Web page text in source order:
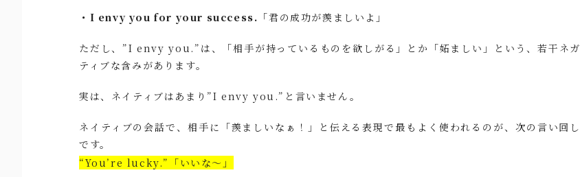
・I envy you for your success. 「君の成功が羨ましいよ」
ただし、”I envy you.”は、「相手が持っているものを欲しがる」とか「妬ましい」という、若干ネガ
ティブな含みがあります。
実は、ネイティブはあまり”I envy you.”と言いません。
ネイティブの会話で、相手に「羨ましいなぁ！」と伝える表現で最もよく使われるのが、次の言い回し
です。
“You’re lucky.”「いいな～」